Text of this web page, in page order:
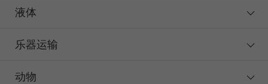
液体
乐器运输
动物